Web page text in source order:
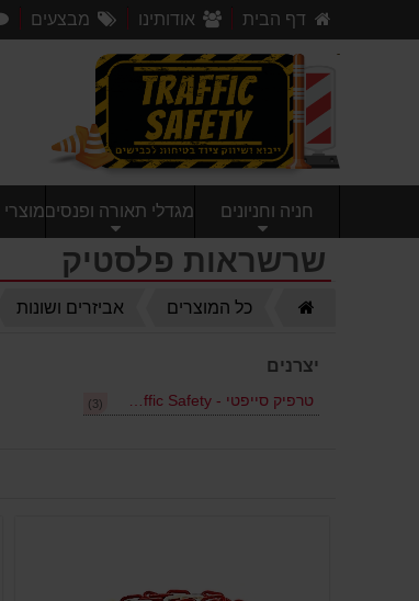
דף הבית אודותינו מבצעים
חניה וחניונים מגדלי תאורה ופנסים
שרשראות פלסטיק
כל המוצרים אביזרים ושונות
יצרנים
טרפיק סייפטי - Traffic Safety (3)